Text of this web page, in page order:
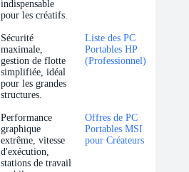
indispensable
pour les créatifs.
Sécurité
maximale,
gestion de flotte
simplifiée, idéal
pour les grandes
structures.
Liste des PC
Portables HP
(Professionnel)
Performance
graphique
extrême, vitesse
d'exécution,
stations de travail
Offres de PC
Portables MSI
pour Créateurs